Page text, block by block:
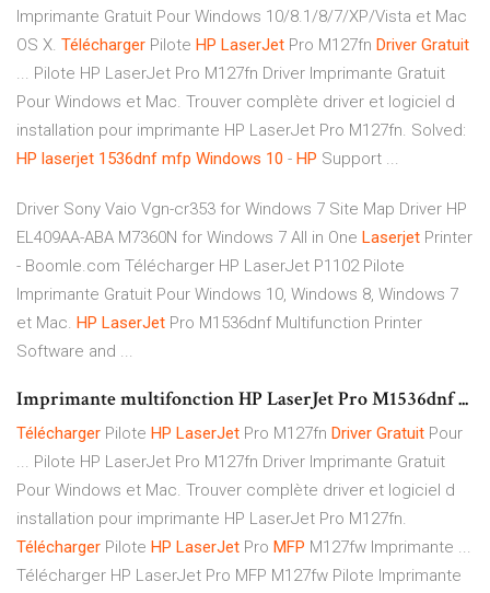
Imprimante Gratuit Pour Windows 10/8.1/8/7/XP/Vista et Mac
OS X. Télécharger Pilote HP LaserJet Pro M127fn Driver Gratuit
... Pilote HP LaserJet Pro M127fn Driver Imprimante Gratuit
Pour Windows et Mac. Trouver complète driver et logiciel d
installation pour imprimante HP LaserJet Pro M127fn. Solved:
HP laserjet 1536dnf mfp Windows 10 - HP Support ...
Driver Sony Vaio Vgn-cr353 for Windows 7 Site Map Driver HP
EL409AA-ABA M7360N for Windows 7 All in One Laserjet Printer
- Boomle.com Télécharger HP LaserJet P1102 Pilote
Imprimante Gratuit Pour Windows 10, Windows 8, Windows 7
et Mac. HP LaserJet Pro M1536dnf Multifunction Printer
Software and ...
Imprimante multifonction HP LaserJet Pro M1536dnf ...
Télécharger Pilote HP LaserJet Pro M127fn Driver Gratuit Pour
... Pilote HP LaserJet Pro M127fn Driver Imprimante Gratuit
Pour Windows et Mac. Trouver complète driver et logiciel d
installation pour imprimante HP LaserJet Pro M127fn.
Télécharger Pilote HP LaserJet Pro MFP M127fw Imprimante ...
Télécharger HP LaserJet Pro MFP M127fw Pilote Imprimante